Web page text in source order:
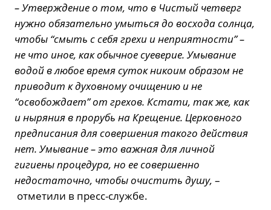
– Утверждение о том, что в Чистый четверг
нужно обязательно умыться до восхода солнца,
чтобы “смыть с себя грехи и неприятности” –
не что иное, как обычное суеверие. Умывание
водой в любое время суток никоим образом не
приводит к духовному очищению и не
“освобождает” от грехов. Кстати, так же, как
и ныряния в прорубь на Крещение. Церковного
предписания для совершения такого действия
нет. Умывание – это важная для личной
гигиены процедура, но ее совершенно
недостаточно, чтобы очистить душу, –
отметили в пресс-службе.